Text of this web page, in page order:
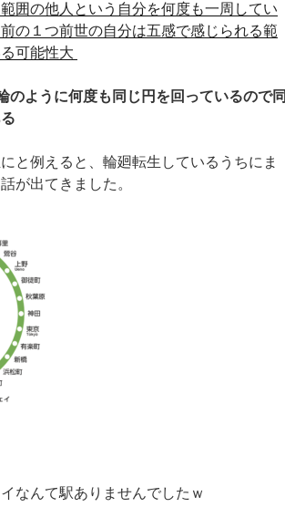
囲の他人という自分を何度も一周してい
の１つ前世の自分は五感で感じられる範
可能性大
のように何度も同じ円を回っているので同
と例えると、輪廻転生しているうちにま
が出てきました。
なんて駅ありませんでしたｗ